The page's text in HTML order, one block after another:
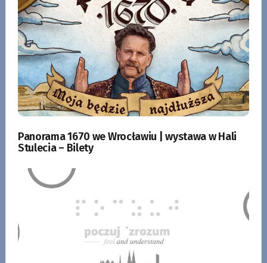
Panorama 1670 we Wrocławiu | wystawa w Hali
Stulecia – Bilety